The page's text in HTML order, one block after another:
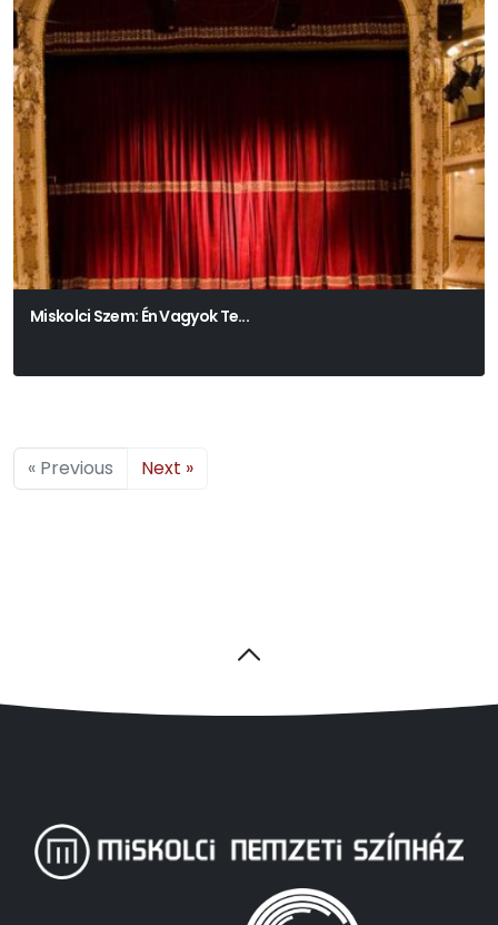
Miskolci Szem: Én Vagyok Te...
« Previous Next »